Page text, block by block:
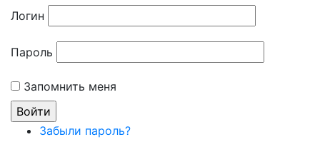
Логин
Пароль
Запомнить меня
Забыли пароль?